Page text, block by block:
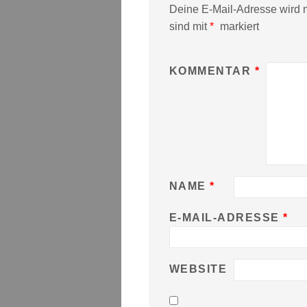
Deine E-Mail-Adresse wird
sind mit* markiert
KOMMENTAR *
NAME*
E-MAIL-ADRESSE*
WEBSITE